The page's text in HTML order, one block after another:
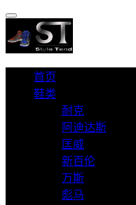
首页
鞋类
耐克
阿迪达斯
匡威
新百伦
万斯
彪马